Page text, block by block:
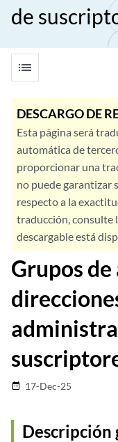
de
list
DESCARGO DE
Esta página será
automática de
proporcionar una
no puede garantizar
respecto a la
traducción, consulte
descargable está
Grupos
date_range 17-Dec-25
Descripción